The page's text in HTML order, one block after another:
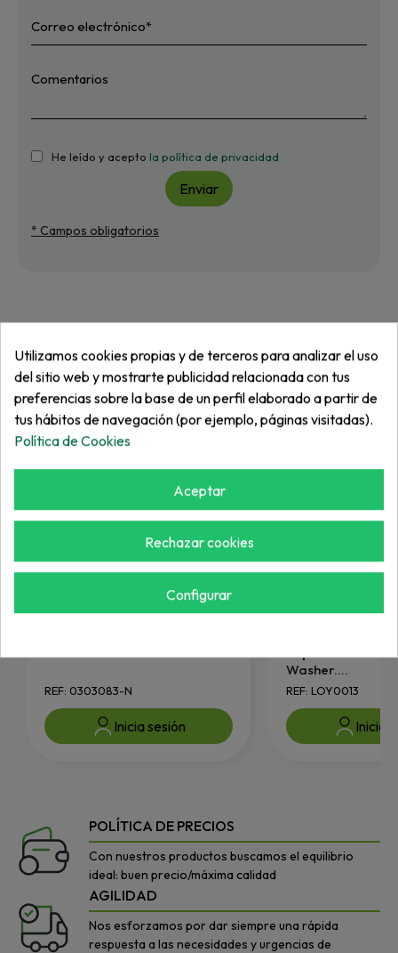
He leído y acepto la política de privacidad
Enviar
* Campos obligatorios
Más de "Rodamientos"
Rodamiento
REF: 0303083-N
Inicia sesión
Tapa
Washer....
REF: LOY0013
Inicia
POLÍTICA DE PRECIOS
Con nuestros productos buscamos el equilibrio
ideal: buen precio/máxima calidad
AGILIDAD
Nos esforzamos por dar siempre una rápida
respuesta a las necesidades y urgencias de
Utilizamos cookies propias y de terceros para analizar el uso
del sitio web y mostrarte publicidad relacionada con tus
preferencias sobre la base de un perfil elaborado a partir de
tus hábitos de navegación (por ejemplo, páginas visitadas).
Política de Cookies
Aceptar
Rechazar cookies
Configurar